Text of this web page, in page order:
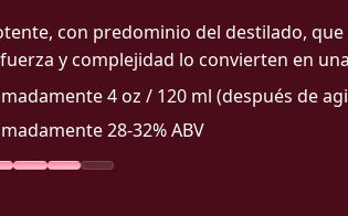
con predominio del destilado,
y complejidad lo convierten en
4 oz / 120 ml (después de
28-32% ABV